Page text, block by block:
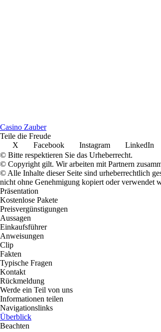
Casino Zauber
Teile die Freude
X
Facebook Instagram LinkedIn
© Bitte respektieren Sie das Urheberrecht.
© Copyright gilt. Wir arbeiten mit Partnern
© Alle Inhalte dieser Seite sind urheberrechtlich
nicht ohne Genehmigung kopiert oder verwendet
Präsentation
Kostenlose Pakete
Preisvergünstigungen
Aussagen
Einkaufsführer
Anweisungen
Clip
Fakten
Typische Fragen
Kontakt
Rückmeldung
Werde ein Teil von uns
Informationen teilen
Navigationslinks
Überblick
Beachten